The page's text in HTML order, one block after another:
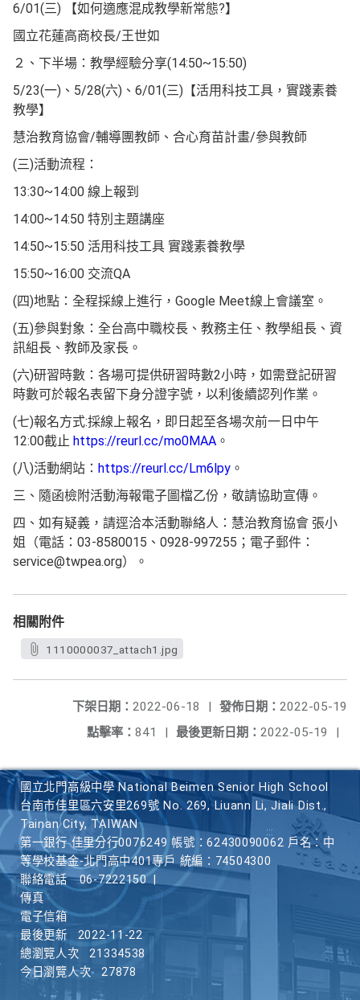
6/01(三) 【如何適應混成教學新常態?】
國立花蓮高商校長/王世如
２、下半場：教學經驗分享(14:50~15:50)
5/23(一)、5/28(六)、6/01(三)【活用科技工具，實踐素養
教學】
慧治教育協會/輔導團教師、合心育苗計畫/參與教師
(三)活動流程：
13:30~14:00 線上報到
14:00~14:50 特別主題講座
14:50~15:50 活用科技工具 實踐素養教學
15:50~16:00 交流QA
(四)地點：全程採線上進行，Google Meet線上會議室。
(五)參與對象：全台高中職校長、教務主任、教學組長、資
訊組長、教師及家長。
(六)研習時數：各場可提供研習時數2小時，如需登記研習
時數可於報名表留下身分證字號，以利後續認列作業。
(七)報名方式:採線上報名，即日起至各場次前一日中午
12:00截止 https://reurl.cc/mo0MAA 。
(八)活動網站： https://reurl.cc/Lm6lpy 。
三、隨函檢附活動海報電子圖檔乙份，敬請協助宣傳。
四、如有疑義，請逕洽本活動聯絡人：慧治教育協會 張小
姐（電話：03-8580015、0928-997255；電子郵件：
service@twpea.org）。
相關附件
1110000037_attach1.jpg
發佈日期： 2022-05-19
下架日期： 2022-06-18
|
最後更新日期： 2022-05-19 |
點擊率： 841 |
國立北門高級中學 National Beimen Senior High School
台南市佳里區六安里269號 No. 269, Liuann Li, Jiali Dist.,
Tainan City, TAIWAN
第一銀行 佳里分行0076249 帳號：62430090062 戶名：中
等學校基金-北門高中401專戶 統編：74504300
聯絡電話
06-7222150
傳真
電子信箱
最後更新
2022-11-22
總瀏覽人次
21334538
今日瀏覽人次
27878